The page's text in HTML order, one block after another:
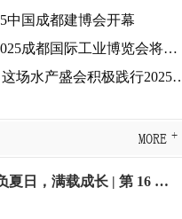
中国成都建博会开幕
际工业博览会将于4月23日启幕
会积极践行2025中央一号文件精神
MORE
不负夏日，满载成长 | 第 16 届成都中海 “童梦同想” 小业主体验营圆满收官